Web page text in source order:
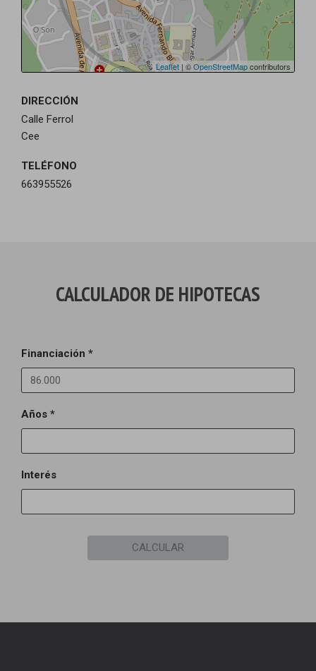
Leaflet | ©OpenStreetMapcontributors
DIRECCIÓN
Calle Ferrol
Cee
TELÉFONO
663955526
CALCULADOR DE HIPOTECAS
Financiación *
Años *
Interés
CALCULAR